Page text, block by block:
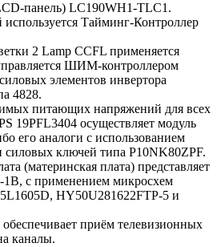
панель) LC190WH1-TLC1.
Тайминг-Контроллер
2 Lamp CCFL применяется
ШИМ-контроллером
элементов инвертора
4828.
питающих напряжений для всех
19PFL3404 осуществляет модуль
его аналоги c использованием
ключей типа P10NK80ZPF.
(материнская плата) представляет
1B, с применением микросхем
HY50U281622FTP-5 и
приём телевизионных
каналы.